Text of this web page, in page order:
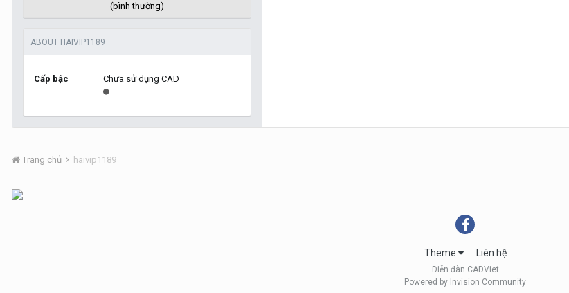
(bình thường)
ABOUT HAIVIP1189
Cấp bậc Chưa sử dụng CAD
Trang chủ haivip1189
Theme Liên hệ
Diễn đàn CADViet
Powered by Invision Community